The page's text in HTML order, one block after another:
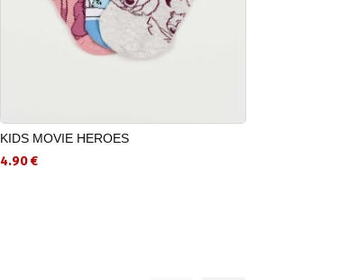
KIDS MOVIE HEROES
4.90 €